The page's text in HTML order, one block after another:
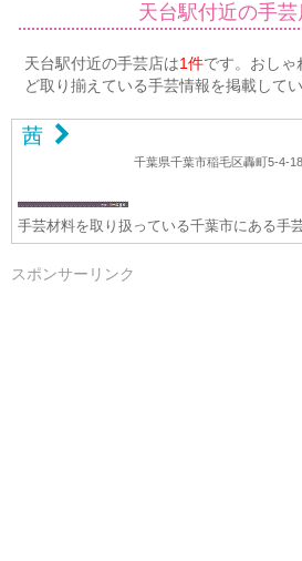
天台駅付近の手芸
天台駅付近の手芸店は1件です。おしゃ
ど取り揃えている手芸情報を掲載してい
茜
千葉県千葉市稲毛区轟町5-4-18
手芸材料を取り扱っている千葉市にある手
スポンサーリンク